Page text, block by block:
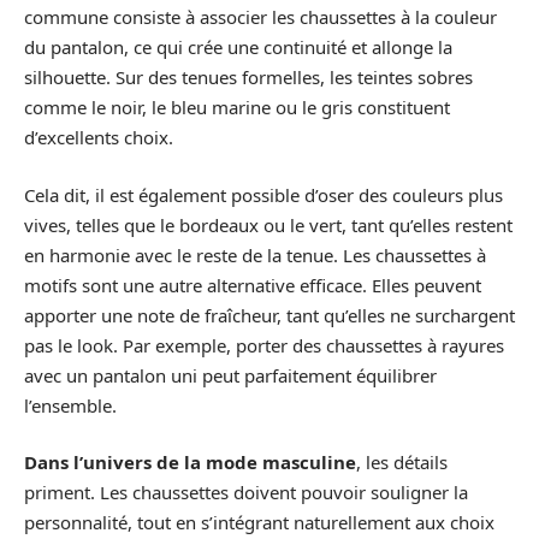
commune consiste à associer les chaussettes à la couleur
du pantalon, ce qui crée une continuité et allonge la
silhouette. Sur des tenues formelles, les teintes sobres
comme le noir, le bleu marine ou le gris constituent
d’excellents choix.
Cela dit, il est également possible d’oser des couleurs plus
vives, telles que le bordeaux ou le vert, tant qu’elles restent
en harmonie avec le reste de la tenue. Les chaussettes à
motifs sont une autre alternative efficace. Elles peuvent
apporter une note de fraîcheur, tant qu’elles ne surchargent
pas le look. Par exemple, porter des chaussettes à rayures
avec un pantalon uni peut parfaitement équilibrer
l’ensemble.
Dans l’univers de la mode masculine, les détails
priment. Les chaussettes doivent pouvoir souligner la
personnalité, tout en s’intégrant naturellement aux choix